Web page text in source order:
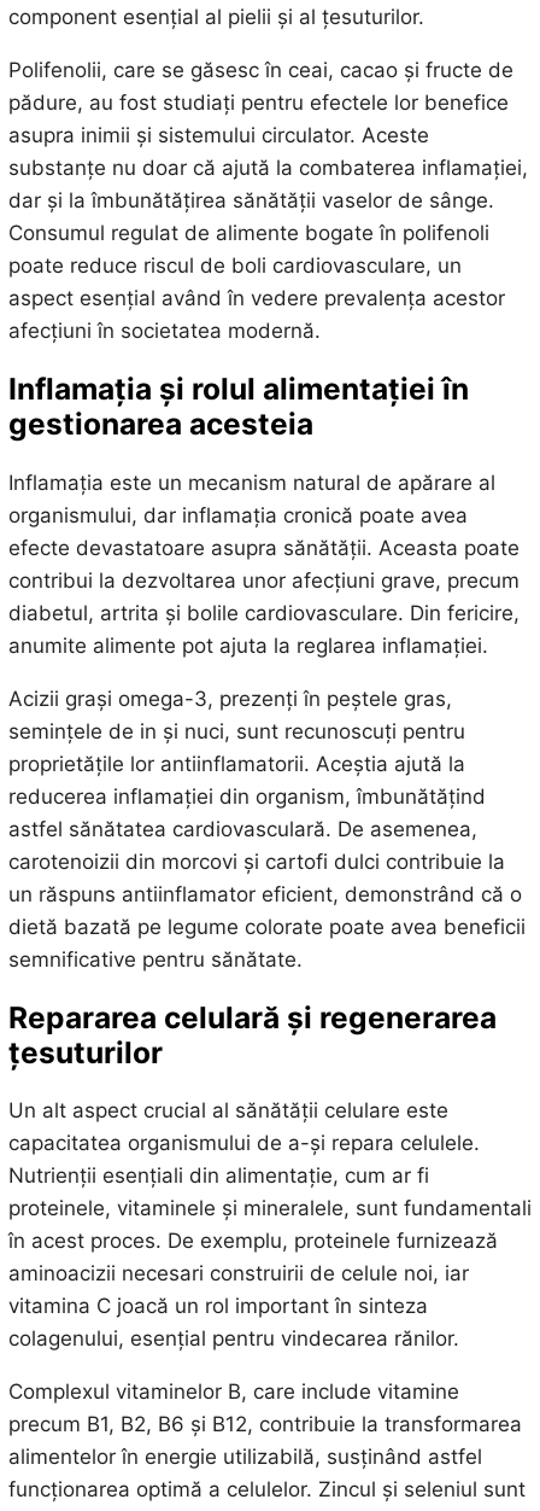
component esențial al pielii și al țesuturilor.
Polifenolii, care se găsesc în ceai, cacao și fructe de
pădure, au fost studiați pentru efectele lor benefice
asupra inimii și sistemului circulator. Aceste
substanțe nu doar că ajută la combaterea inflamației,
dar și la îmbunătățirea sănătății vaselor de sânge.
Consumul regulat de alimente bogate în polifenoli
poate reduce riscul de boli cardiovasculare, un
aspect esențial având în vedere prevalența acestor
afecțiuni în societatea modernă.
Inflamația și rolul alimentației în
gestionarea acesteia
Inflamația este un mecanism natural de apărare al
organismului, dar inflamația cronică poate avea
efecte devastatoare asupra sănătății. Aceasta poate
contribui la dezvoltarea unor afecțiuni grave, precum
diabetul, artrita și bolile cardiovasculare. Din fericire,
anumite alimente pot ajuta la reglarea inflamației.
Acizii grași omega-3, prezenți în peștele gras,
semințele de in și nuci, sunt recunoscuți pentru
proprietățile lor antiinflamatorii. Aceștia ajută la
reducerea inflamației din organism, îmbunătățind
astfel sănătatea cardiovasculară. De asemenea,
carotenoizii din morcovi și cartofi dulci contribuie la
un răspuns antiinflamator eficient, demonstrând că o
dietă bazată pe legume colorate poate avea beneficii
semnificative pentru sănătate.
Repararea celulară și regenerarea
țesuturilor
Un alt aspect crucial al sănătății celulare este
capacitatea organismului de a-și repara celulele.
Nutrienții esențiali din alimentație, cum ar fi
proteinele, vitaminele și mineralele, sunt fundamentali
în acest proces. De exemplu, proteinele furnizează
aminoacizii necesari construirii de celule noi, iar
vitamina C joacă un rol important în sinteza
colagenului, esențial pentru vindecarea rănilor.
Complexul vitaminelor B, care include vitamine
precum B1, B2, B6 și B12, contribuie la transformarea
alimentelor în energie utilizabilă, susținând astfel
funcționarea optimă a celulelor. Zincul și seleniul sunt